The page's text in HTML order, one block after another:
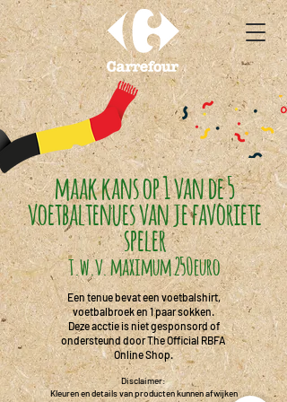
maak kans op 1 van de 5
voetbaltenues van je favoriete
speler
t.w.v. maximum 250euro
Een tenue bevat een voetbalshirt,
voetbalbroek en 1 paar sokken.
Deze acctie is niet gesponsord of
ondersteund door The Official RBFA
Online Shop.
Disclaimer:
Kleuren en details van producten kunnen afwijken